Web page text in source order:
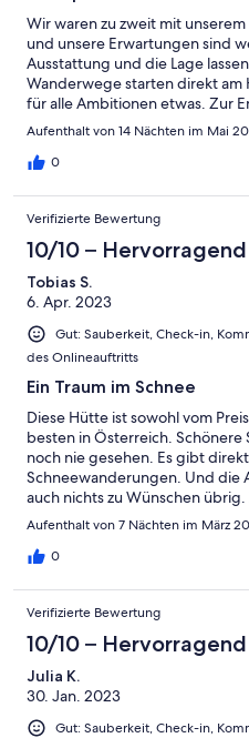
Wir waren zu zweit mit
und unsere Erwartungen sind
Ausstattung und die Lage
Wanderwege starten direkt
für alle Ambitionen etwas. Zur
die Sauna oder auf die
Mitte Mai war am Falkertsee
kommen auf jeden Fall wieder.
Wochen
Aufenthalt von 14 Nächten im Mai
0
Verifizierte Bewertung
10/10 – Hervorragend
Tobias S.
6. Apr. 2023
Gut: Sauberkeit, Check-in,
des Onlineauftritts
Ein Traum im Schnee
Diese Hütte ist sowohl vom
besten in Österreich.
noch nie gesehen. Es gibt
Schneewanderungen. Und die
auch nichts zu Wünschen
und Gesellschaftsspiele und
Aufenthalt von 7 Nächten im März
0
Verifizierte Bewertung
10/10 – Hervorragend
Julia K.
30. Jan. 2023
Gut: Sauberkeit, Check-in,